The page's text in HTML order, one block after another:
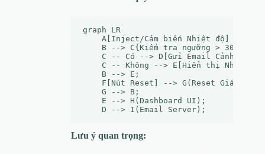
graph LR
A[Inject/Cảm biến Nhiệt độ] -->
    B --> C{Kiểm tra ngưỡng > 30°C?};
    C -- Có --> D[Gửi Email Cảnh báo];
C -- Không --> E[Hiển thị Nhiệt
    B --> E;
    F[Nút Reset] --> G(Reset Giá trị);
    G --> B;
    E --> H(Dashboard UI);
Lưu ý quan trọng: